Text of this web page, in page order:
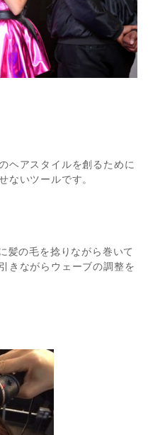
ヘアスタイルを創るために
ないツールです。
髪の毛を捻りながら巻いて
きながらウェーブの調整を